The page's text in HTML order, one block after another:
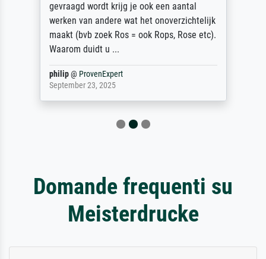
gevraagd wordt krijg je ook een aantal
werken van andere wat het onoverzichtelijk
maakt (bvb zoek Ros = ook Rops, Rose etc).
Waarom duidt u ...
philip@ ProvenExpert
September 23, 2025
Domande frequenti su
Meisterdrucke